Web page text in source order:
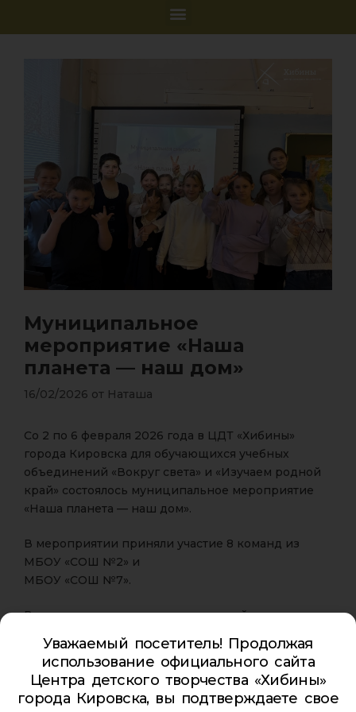
Муниципальное
мероприятие «Наша
планета — наш дом»
16/02/2026 от Наташа
Со 2 по 6 февраля 2026 года в ЦДТ «Хибины»
города Кировска для обучающихся учебных
объединений «Вокруг света» и «Изучаем родной
край» состоялось муниципальное мероприятие
«Наша планета — наш дом».
В мероприятии приняли участие 8 команд из
МБОУ «СОШ №2» и
МБОУ «СОШ №7».
В ходе интеллектуальных испытаний участники
родного края, рассказали о животных, растениях и
грибах, обитающих на территории региона, а
также показали умение работать в команде.
Уважаемый посетитель! Продолжая
использование официального сайта
Центра детского творчества «Хибины»
города Кировска, вы подтверждаете свое